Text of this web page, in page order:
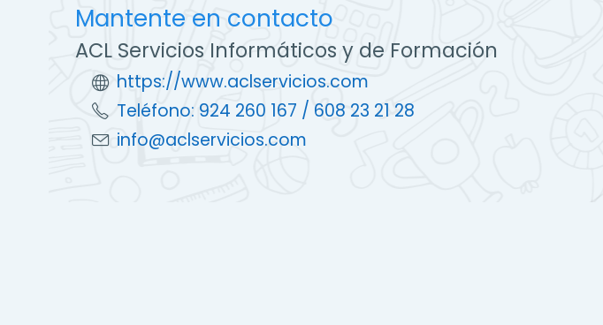
Mantente en contacto
ACL Servicios Informáticos y de Formación
https://www.aclservicios.com
Teléfono: 924 260 167 / 608 23 21 28
info@aclservicios.com